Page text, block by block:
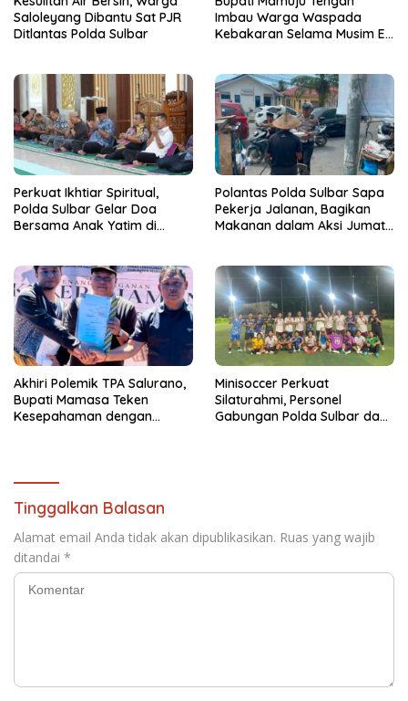
Saloleyang Dibantu Sat PJR
Ditlantas Polda Sulbar
Imbau Warga Waspada
Kebakaran Selama Musim El
Perkuat Ikhtiar Spiritual,
Polda Sulbar Gelar Doa
Bersama Anak Yatim di
Polantas Polda Sulbar Sapa
Pekerja Jalanan, Bagikan
Makanan dalam Aksi Jumat
Akhiri Polemik TPA Salurano,
Bupati Mamasa Teken
Kesepahaman dengan
Minisoccer Perkuat
Silaturahmi, Personel
Gabungan Polda Sulbar dan
Tinggalkan Balasan
Alamat email Anda tidak akan dipublikasikan. Ruas yang wajib
ditandai *